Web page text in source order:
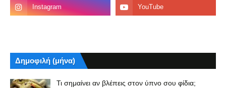
Δημοφιλή (μήνα)
Τι σημαίνει αν βλέπεις στον ύπνο σου φίδια;